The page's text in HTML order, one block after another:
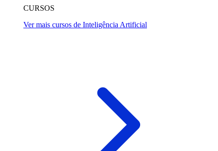
CURSOS
Ver mais cursos de Inteligência Artificial